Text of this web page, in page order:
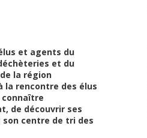
et agents du
et du
la région
la rencontre des élus
connaître
de découvrir ses
centre de tri des